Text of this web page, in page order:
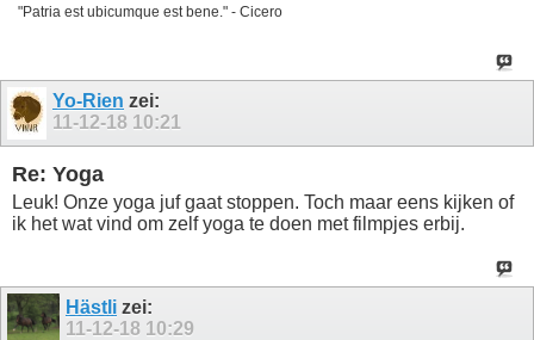
"Patria est ubicumque est bene." - Cicero
Yo-Rien zei:
11-12-18 10:21
Re: Yoga
Leuk! Onze yoga juf gaat stoppen. Toch maar eens kijken of
ik het wat vind om zelf yoga te doen met filmpjes erbij.
Hästli zei:
11-12-18 10:29